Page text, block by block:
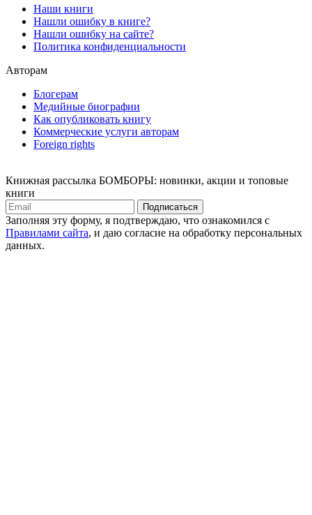
Наши книги
Нашли ошибку в книге?
Нашли ошибку на сайте?
Политика конфиденциальности
Авторам
Блогерам
Медийные биографии
Как опубликовать книгу
Коммерческие услуги авторам
Foreign rights
Книжная рассылка БОМБОРЫ: новинки, акции и топовые
книги
Подписаться
Заполняя эту форму, я подтверждаю, что ознакомился с
Правилами сайта, и даю согласие на обработку персональных
данных.